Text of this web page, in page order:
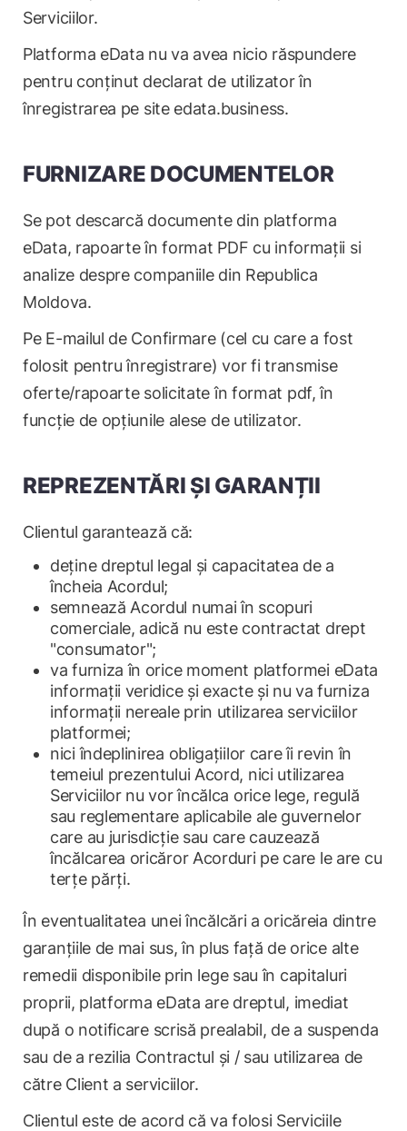
Serviciilor.
Platforma eData nu va avea nicio răspundere
pentru conținut declarat de utilizator în
înregistrarea pe site edata.business.
FURNIZARE DOCUMENTELOR
Se pot descarcă documente din platforma
eData, rapoarte în format PDF cu informații si
analize despre companiile din Republica
Moldova.
Pe E-mailul de Confirmare (cel cu care a fost
folosit pentru înregistrare) vor fi transmise
oferte/rapoarte solicitate în format pdf, în
funcție de opțiunile alese de utilizator.
REPREZENTĂRI ȘI GARANȚII
Clientul garantează că:
deține dreptul legal și capacitatea de a
încheia Acordul;
semnează Acordul numai în scopuri
comerciale, adică nu este contractat drept
"consumator";
va furniza în orice moment platformei eData
informații veridice și exacte și nu va furniza
informații nereale prin utilizarea serviciilor
platformei;
nici îndeplinirea obligațiilor care îi revin în
temeiul prezentului Acord, nici utilizarea
Serviciilor nu vor încălca orice lege, regulă
sau reglementare aplicabile ale guvernelor
care au jurisdicție sau care cauzează
încălcarea oricăror Acorduri pe care le are cu
terțe părți.
În eventualitatea unei încălcări a oricăreia dintre
garanțiile de mai sus, în plus față de orice alte
remedii disponibile prin lege sau în capitaluri
proprii, platforma eData are dreptul, imediat
după o notificare scrisă prealabil, de a suspenda
sau de a rezilia Contractul și / sau utilizarea de
către Client a serviciilor.
Clientul este de acord că va folosi Serviciile